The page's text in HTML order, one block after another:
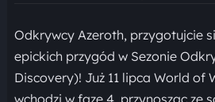
Odkrywcy Azeroth, przygotujcie
epickich przygód w Sezonie
Discovery)! Już 11 lipca World of